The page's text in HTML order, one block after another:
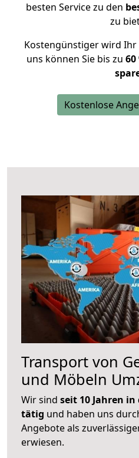
besten Service zu den
zu
Kostengünstiger wird
uns können Sie bis zu
Kostenlose
Transport von
und Möbeln
Wir sind seit 10 Jahren
tätig und haben uns
Angebote als
erwiesen.